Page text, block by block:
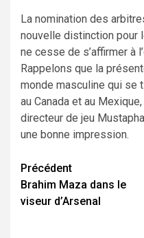
La nomination des
nouvelle distinction pour
ne cesse de s’affirmer à
Rappelons que la
monde masculine qui se
au Canada et au
directeur de jeu
une bonne impression.
Navigation
d’article
Précédent
Brahim Maza dans le
viseur d’Arsenal